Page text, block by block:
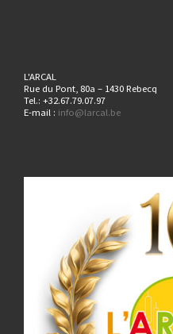
L'ARCAL
Rue du Pont, 80a – 1430 Rebecq
Tel.: +32.67.79.07.97
E-mail : info@larcal.be